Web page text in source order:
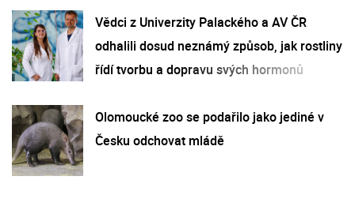
Vědci z Univerzity Palackého a AV ČR
odhalili dosud neznámý způsob, jak rostliny
řídí tvorbu a dopravu svých hormonů
Olomoucké zoo se podařilo jako jediné v
Česku odchovat mládě